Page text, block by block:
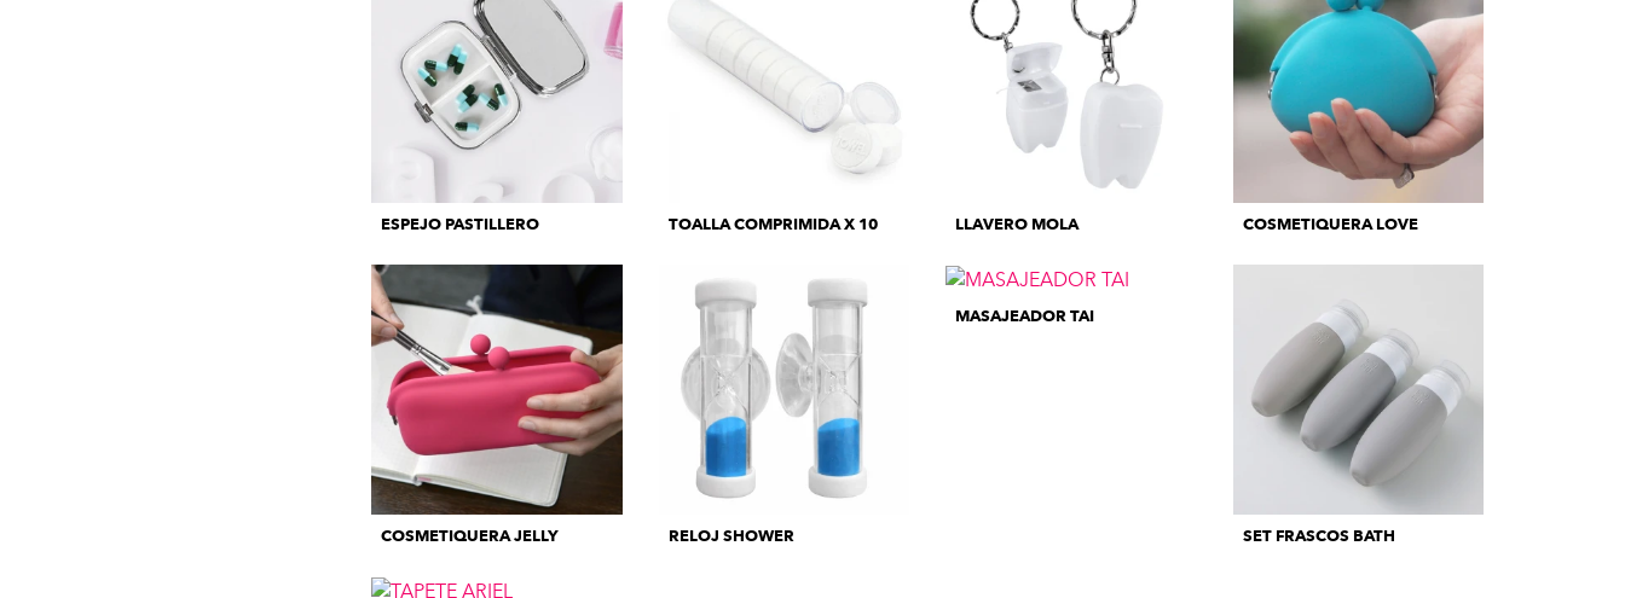
ESPEJO PASTILLERO TOALLA COMPRIMIDA X 10 LLAVERO MOLA COSMETIQUERA LOVE
COSMETIQUERA JELLY RELOJ SHOWER
MASAJEADOR TAI
SET FRASCOS BATH